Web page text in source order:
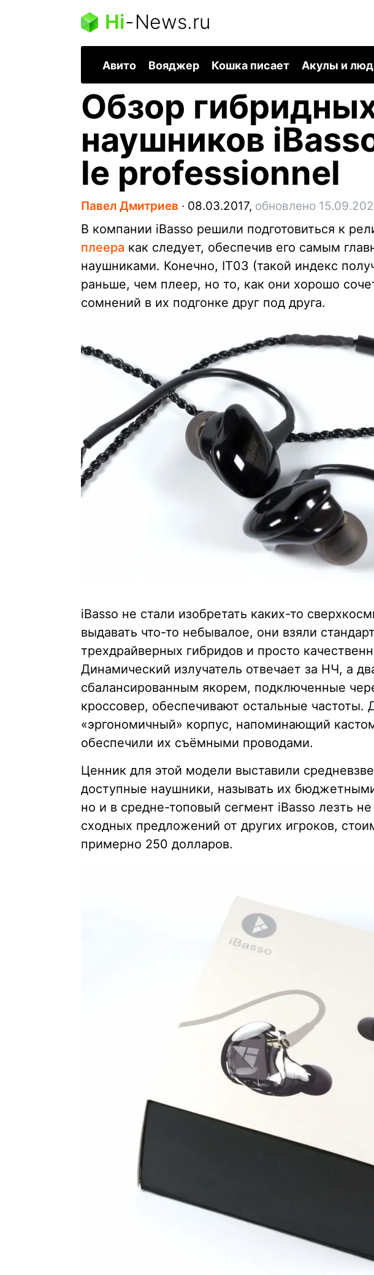
Hi-News.ru
Авито Вояджер Кошка писает Акулы и
Обзор
наушников
le professionnel
Павел Дмитриев ∙ 08.03.2017, обновлено
В компании iBasso решили подготовиться к
плеера как следует, обеспечив его самым
наушниками. Конечно, IT03 (такой индекс
раньше, чем плеер, но то, как они хорошо
сомнений в их подгонке друг под друга.
iBasso не стали изобретать каких-то
выдавать что-то небывалое, они взяли
трехдрайверных гибридов и просто
Динамический излучатель отвечает за НЧ, а
сбалансированным якорем, подключенные
кроссовер, обеспечивают остальные частоты.
«эргономичный» корпус, напоминающий
обеспечили их съёмными проводами.
Ценник для этой модели выставили
доступные наушники, называть их
но и в средне-топовый сегмент iBasso лезть
сходных предложений от других игроков,
примерно 250 долларов.